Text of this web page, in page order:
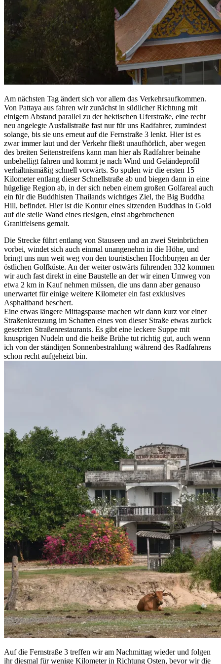
Am nächsten Tag ändert sich vor allem das Verkehrsaufkommen.
Von Pattaya aus fahren wir zunächst in südlicher Richtung mit
einigem Abstand parallel zu der hektischen Uferstraße, eine recht
neu angelegte Ausfallstraße fast nur für uns Radfahrer, zumindest
solange, bis sie uns erneut auf die Fernstraße 3 lenkt. Hier ist es
zwar immer laut und der Verkehr fließt unaufhörlich, aber wegen
des breiten Seitenstreifens kann man hier als Radfahrer beinahe
unbehelligt fahren und kommt je nach Wind und Geländeprofil
verhältnismäßig schnell vorwärts. So spulen wir die ersten 15
Kilometer entlang dieser Schnellstraße ab und biegen dann in eine
hügelige Region ab, in der sich neben einem großen Golfareal auch
ein für die Buddhisten Thailands wichtiges Ziel, the Big Buddha
Hill, befindet. Hier ist die Kontur eines sitzenden Buddhas in Gold
auf die steile Wand eines riesigen, einst abgebrochenen
Granitfelsens gemalt.
Die Strecke führt entlang von Stauseen und an zwei Steinbrüchen
vorbei, windet sich auch einmal unangenehm in die Höhe, und
bringt uns nun weit weg von den touristischen Hochburgen an der
östlichen Golfküste. An der weiter ostwärts führenden 332 kommen
wir auch fast direkt in eine Baustelle an der wir einen Umweg von
etwa 2 km in Kauf nehmen müssen, die uns dann aber genauso
unerwartet für einige weitere Kilometer ein fast exklusives
Asphaltband beschert.
Eine etwas längere Mittagspause machen wir dann kurz vor einer
Straßenkreuzung im Schatten eines von dieser Straße etwas zurück
gesetzten Straßenrestaurants. Es gibt eine leckere Suppe mit
knusprigen Nudeln und die heiße Brühe tut richtig gut, auch wenn
ich von der ständigen Sonnenbestrahlung während des Radfahrens
schon recht aufgeheizt bin.
Auf die Fernstraße 3 treffen wir am Nachmittag wieder und folgen
ihr diesmal für wenige Kilometer in Richtung Osten, bevor wir die